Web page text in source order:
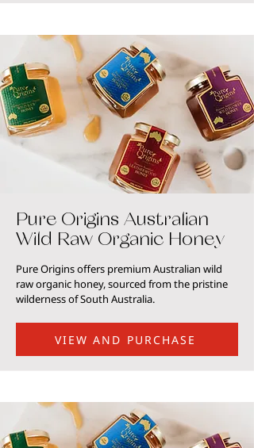
Pure Origins Australian
Wild Raw Organic Honey
Pure Origins offers premium Australian wild
raw organic honey, sourced from the pristine
wilderness of South Australia.
VIEW AND PURCHASE